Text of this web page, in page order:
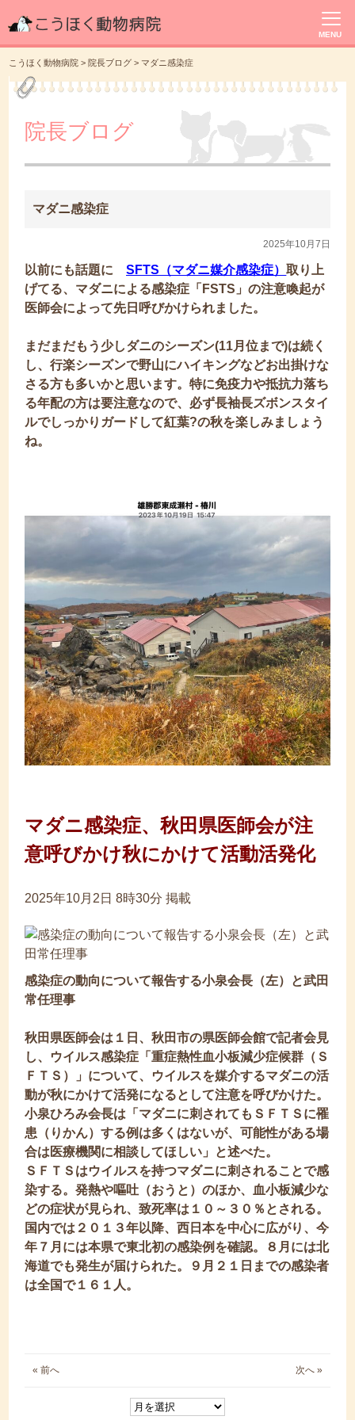
MENU
こうほく動物病院 >院長ブログ > マダニ感染症
院長ブログ
マダニ感染症
2025年10月7日
以前にも話題にSFTS（マダニ媒介感染症）取り上
げてる、マダニによる感染症「FSTS」の注意喚起が
医師会によって先日呼びかけられました。
まだまだもう少しダニのシーズン(11月位まで)は続く
し、行楽シーズンで野山にハイキングなどお出掛けな
さる方も多いかと思います。特に免疫力や抵抗力落ち
る年配の方は要注意なので、必ず長袖長ズボンスタイ
ルでしっかりガードして紅葉?の秋を楽しみましょう
ね。
マダニ感染症、秋田県医師会が注
意呼びかけ秋にかけて活動活発化
2025年10月2日 8時30分 掲載
感染症の動向について報告する小泉会長（左）と武田
常任理事
秋田県医師会は１日、秋田市の県医師会館で記者会見
し、ウイルス感染症 「重症熱性血小板減少症候群（Ｓ
ＦＴＳ）」について、ウイルスを媒介するマダニの活
動が秋にかけて活発になるとして注意を呼びかけた。
小泉ひろみ会長は「マダニに刺されてもＳＦＴＳに罹
患（りかん）する例は多くはないが、可能性がある場
合は医療機関に相談してほしい」と述べた。
ＳＦＴＳはウイルスを持つマダニに刺されることで感
染する。発熱や嘔吐（おうと）のほか、血小板減少な
どの症状が見られ、致死率は１０～３０％とされる。
国内では２０１３年以降、西日本を中心に広がり、今
年７月には本県で東北初の感染例を確認。８月には北
海道でも発生が届けられた。９月２１日までの感染者
は全国で１６１人。
« 前へ 次へ »